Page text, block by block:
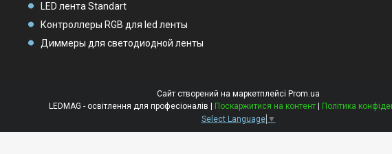
LED лента Standart
Контроллеры RGB для led ленты
Диммеры для светодиодной ленты
Сайт створений на маркетплейсі Prom.ua
Поскаржитися на контент
Політика
Select Language ▼